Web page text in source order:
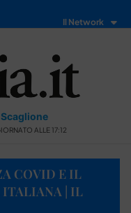
Il Network
ALLE 17:12
COVID E IL
ITALIANA | IL